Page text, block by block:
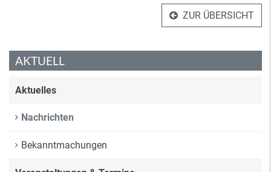
ZUR ÜBERSICHT
AKTUELL
Aktuelles
Nachrichten
Bekanntmachungen